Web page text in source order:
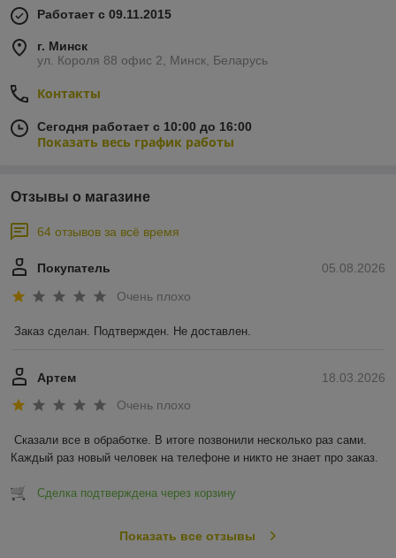
Работает с 09.11.2015
г. Минск
ул. Короля 88 офис 2, Минск, Беларусь
Контакты
Сегодня работает с 10:00 до 16:00
Показать весь график работы
Отзывы о магазине
64 отзывов за всё время
05.08.2026
Покупатель
Очень плохо
Заказ сделан. Подтвержден. Не доставлен.
18.03.2026
Артем
Очень плохо
Сказали все в обработке. В итоге позвонили несколько раз сами.
Каждый раз новый человек на телефоне и никто не знает про заказ.
Сделка подтверждена через корзину
Показать все отзывы